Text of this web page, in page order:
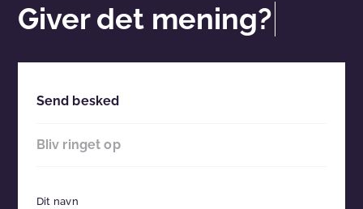
Giver det mening?
Send besked
Bliv ringet op
Dit navn